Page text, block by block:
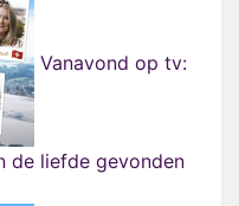
Vanavond op tv:
de liefde gevonden